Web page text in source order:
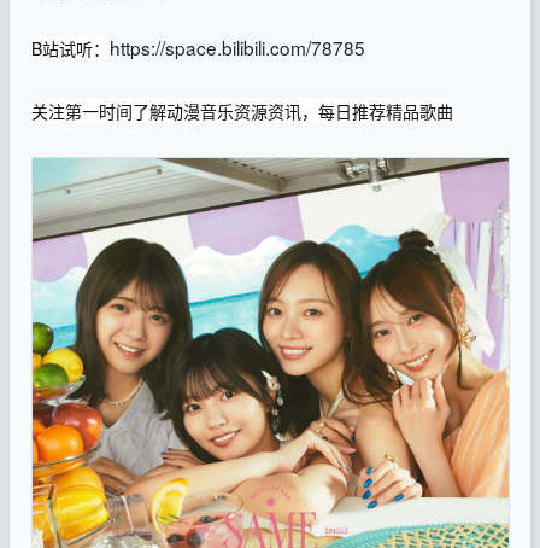
B站试听： https://space.bilibili.com/78785
关注第一时间了解动漫音乐资源资讯，每日推荐精品歌曲